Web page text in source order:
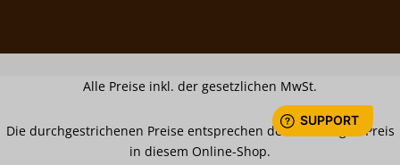
Alle Preise inkl. der gesetzlichen MwSt.
Die durchgestrichenen Preise entsprechen dem bisherigen Preis
in diesem Online-Shop.